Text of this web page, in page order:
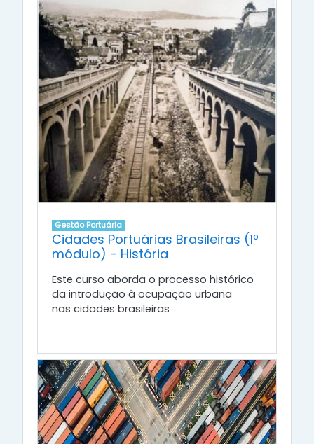
Gestão Portuária
Cidades Portuárias Brasileiras (1º
módulo) - História
Este curso aborda o processo histórico
da introdução à ocupação urbana
nas cidades brasileiras